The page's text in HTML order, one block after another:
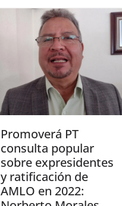
Promoverá PT
consulta popular
sobre expresidentes
y ratificación de
AMLO en 2022: